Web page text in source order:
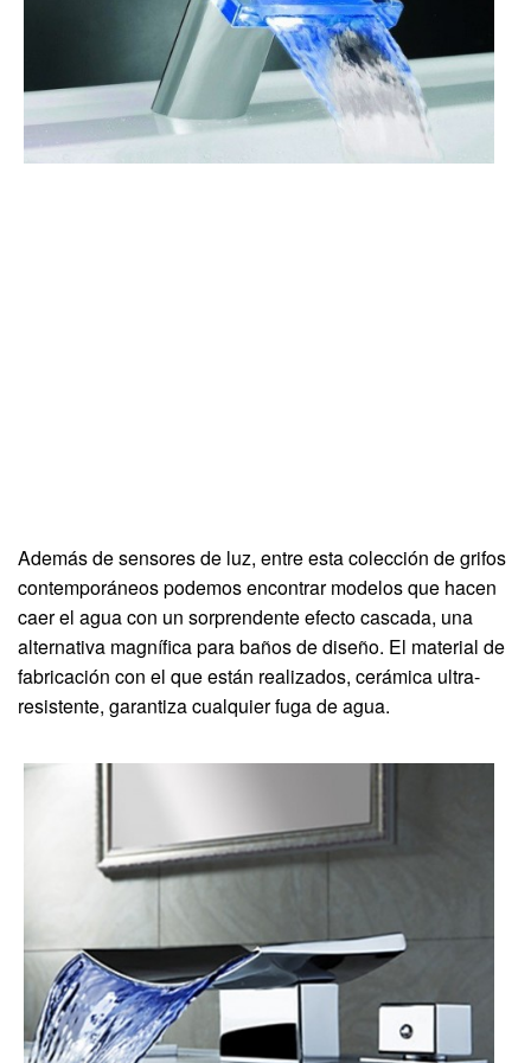
Además de sensores de luz, entre esta colección de grifos
contemporáneos podemos encontrar modelos que hacen
caer el agua con un sorprendente efecto cascada, una
alternativa magnífica para baños de diseño. El material de
fabricación con el que están realizados, cerámica ultra-
resistente, garantiza cualquier fuga de agua.